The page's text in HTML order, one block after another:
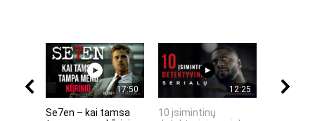
17:50
Se7en – kai tamsa
12:25
10 įsimintinų